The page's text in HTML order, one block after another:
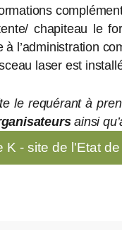
chapiteau le
l’administration
laser est
le requérant à
ainsi
K - site de l'Etat